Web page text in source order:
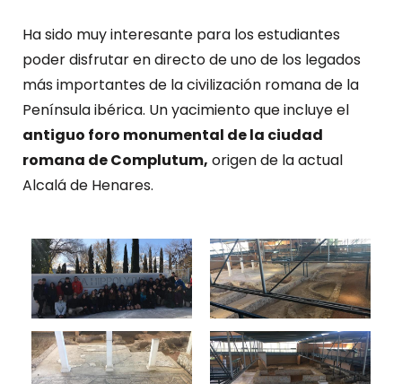
Ha sido muy interesante para los estudiantes
poder disfrutar en directo de uno de los legados
más importantes de la civilización romana de la
Península ibérica. Un yacimiento que incluye el
antiguo foro monumental de la ciudad
romana de Complutum, origen de la actual
Alcalá de Henares.